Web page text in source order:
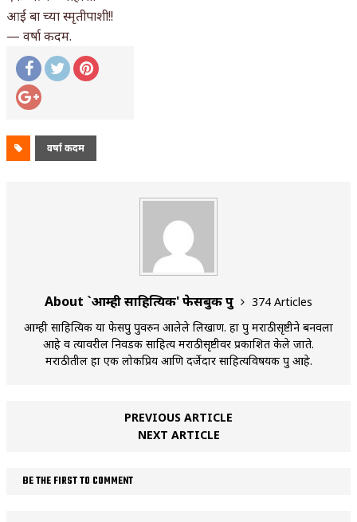
आई बा च्या स्मृतीपाशी!!
— वर्षा कदम.
वर्षा कदम
About `आम्ही साहित्यिक' फेसबुक ग्रुप
374 Articles
आम्ही साहित्यिक या फेसग्रुप ग्रुपवरुन आलेले लिखाण. हा ग्रुप मराठीसृष्टीने बनवला
आहे व त्यावरील निवडक साहित्य मराठीसृष्टीवर प्रकाशित केले जाते.
मराठीतील हा एक लोकप्रिय आणि दर्जेदार साहित्यविषयक ग्रुप आहे.
PREVIOUS ARTICLE
NEXT ARTICLE
BE THE FIRST TO COMMENT